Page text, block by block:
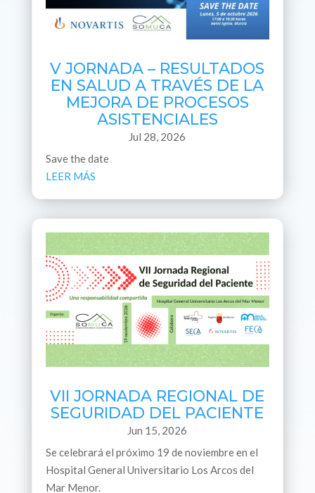
V JORNADA – RESULTADOS
EN SALUD A TRAVÉS DE LA
MEJORA DE PROCESOS
ASISTENCIALES
Jul 28, 2026
Save the date
LEER MÁS
VII JORNADA REGIONAL DE
SEGURIDAD DEL PACIENTE
Jun 15, 2026
Se celebrará el próximo 19 de noviembre en el
Hospital General Universitario Los Arcos del
Mar Menor.